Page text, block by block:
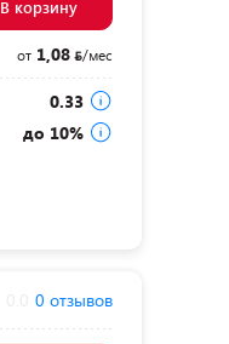
В корзину
от1,08 /мес
0.33
до 10%
0 отзывов